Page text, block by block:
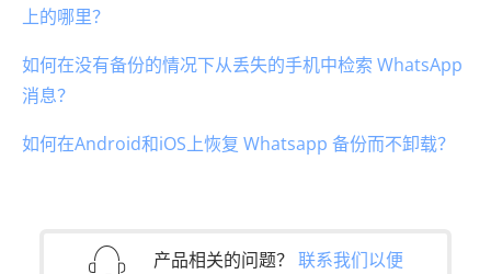
上的哪里？
如何在没有备份的情况下从丢失的手机中检索 WhatsApp
消息？
如何在Android和iOS上恢复 Whatsapp 备份而不卸载？
产品相关的问题？ 联系我们以便